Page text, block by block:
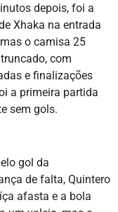
depois, foi a
Xhaka na entrada
o camisa 25
com
e finalizações
a primeira partida
sem gols.
gol da
de falta, Quintero
afasta e a bola